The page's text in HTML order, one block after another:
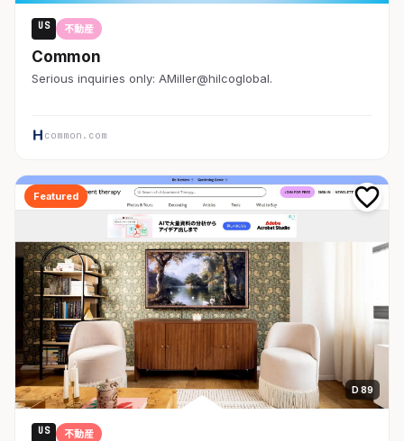
US 不動産
Common
Serious inquiries only: AMiller@hilcoglobal.
common.com
Featured
D 89
US 不動産